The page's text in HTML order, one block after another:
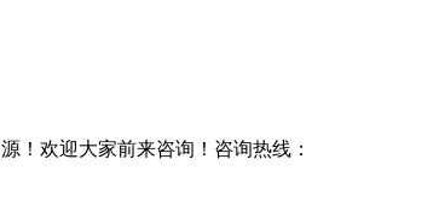
！欢迎大家前来咨询！咨询热线：